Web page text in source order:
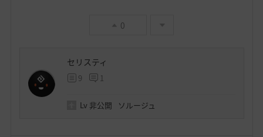
0
セリスティ
9 1
Lv 非公開 ソルージュ